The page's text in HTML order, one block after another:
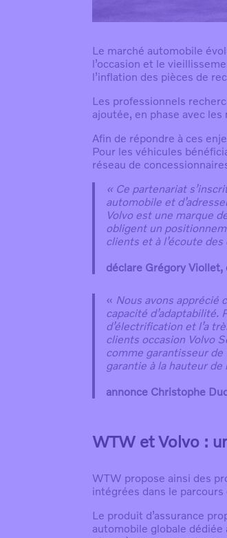
Le marché automobile
l’occasion et le
l’inflation des pièces de
Les professionnels
ajoutée, en phase avec
Afin de répondre à ces
Pour les véhicules
réseau de
« Ce partenariat
automobile et
Volvo est une marque
obligent un
clients et à l’écoute
déclare Grégory
« Nous avons apprécié
capacité
d’électrification et l’a
clients occasion Volvo
comme garantisseur de
garantie à la hauteur
annonce Christophe
WTW et Volvo :
WTW propose ainsi des
intégrées dans le
Le produit d’assurance
automobile globale